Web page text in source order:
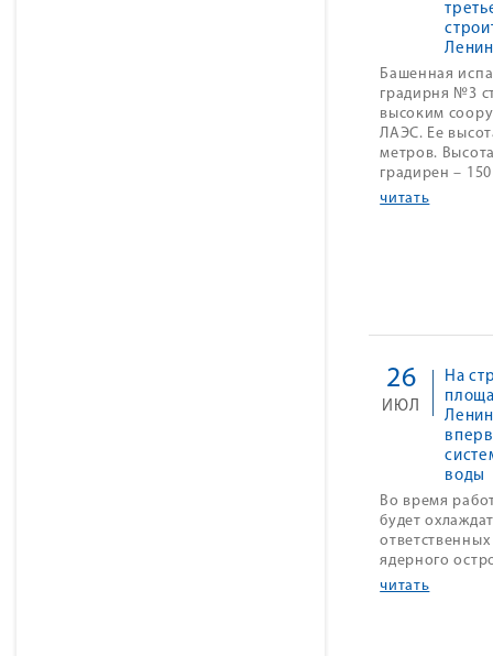
Башенная
градирня №3
высоким
ЛАЭС. Ее
метров.
градирен –
читать
На
воды
26
ИЮЛЬ
Во время
будет
ядерного
читать